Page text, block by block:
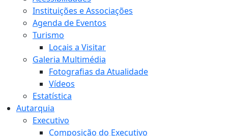
Instituições e Associações
Agenda de Eventos
Turismo
Locais a Visitar
Galeria Multimédia
Fotografias da Atualidade
Vídeos
Estatística
Autarquia
Executivo
Composição do Executivo